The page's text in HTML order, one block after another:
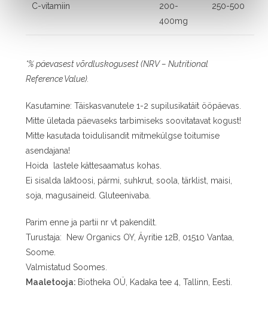
C-vitamiin
200-
400mg
250-500
*% päevasest võrdluskogusest (NRV – Nutritional
Reference Value).
Kasutamine: Täiskasvanutele 1-2 supilusikatäit ööpäevas.
Mitte ületada päevaseks tarbimiseks soovitatavat kogust!
Mitte kasutada toidulisandit mitmekülgse toitumise
asendajana!
Hoida lastele kättesaamatus kohas.
Ei sisalda laktoosi, pärmi, suhkrut, soola, tärklist, maisi,
soja, magusaineid. Gluteenivaba.
Parim enne ja partii nr vt pakendilt.
Turustaja: New Organics OY, Äyritie 12B, 01510 Vantaa,
Soome.
Valmistatud Soomes.
Maaletooja: Biotheka OÜ, Kadaka tee 4, Tallinn, Eesti.